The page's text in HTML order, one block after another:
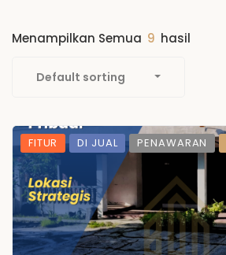
Menampilkan Semua 9 hasil
Default sorting
FITUR DI JUAL PENAWARAN